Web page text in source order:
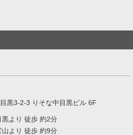
黒3-2-3 りそな中目黒ビル 6F
より 徒歩 約2分
より 徒歩 約9分